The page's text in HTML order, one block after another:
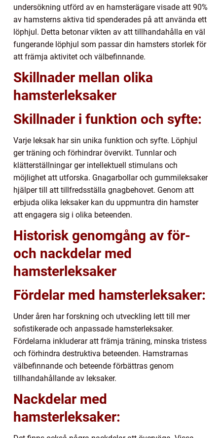
undersökning utförd av en hamsterägare visade att 90%
av hamsterns aktiva tid spenderades på att använda ett
löphjul. Detta betonar vikten av att tillhandahålla en väl
fungerande löphjul som passar din hamsters storlek för
att främja aktivitet och välbefinnande.
Skillnader mellan olika
hamsterleksaker
Skillnader i funktion och syfte:
Varje leksak har sin unika funktion och syfte. Löphjul
ger träning och förhindrar övervikt. Tunnlar och
klätterställningar ger intellektuell stimulans och
möjlighet att utforska. Gnagarbollar och gummileksaker
hjälper till att tillfredsställa gnagbehovet. Genom att
erbjuda olika leksaker kan du uppmuntra din hamster
att engagera sig i olika beteenden.
Historisk genomgång av för-
och nackdelar med
hamsterleksaker
Fördelar med hamsterleksaker:
Under åren har forskning och utveckling lett till mer
sofistikerade och anpassade hamsterleksaker.
Fördelarna inkluderar att främja träning, minska tristess
och förhindra destruktiva beteenden. Hamstrarnas
välbefinnande och beteende förbättras genom
tillhandahållande av leksaker.
Nackdelar med
hamsterleksaker: